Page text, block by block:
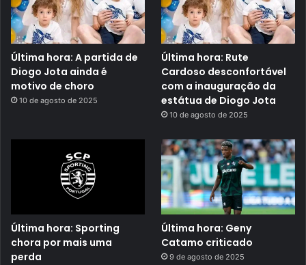
Última hora: A partida de
Diogo Jota ainda é
motivo de choro
10 de agosto de 2025
Última hora: Rute
Cardoso desconfortável
com a inauguração da
estátua de Diogo Jota
10 de agosto de 2025
Última hora: Sporting
chora por mais uma
perda
Última hora: Geny
Catamo criticado
9 de agosto de 2025